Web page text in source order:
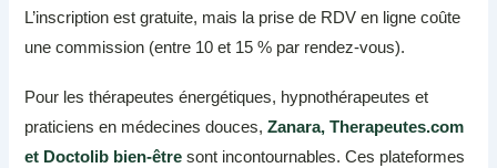
L’inscription est gratuite, mais la prise de RDV en ligne coûte
une commission (entre 10 et 15 % par rendez-vous).
Pour les thérapeutes énergétiques, hypnothérapeutes et
praticiens en médecines douces,Zanara, Therapeutes.com
et Doctolib bien-être sont incontournables. Ces plateformes